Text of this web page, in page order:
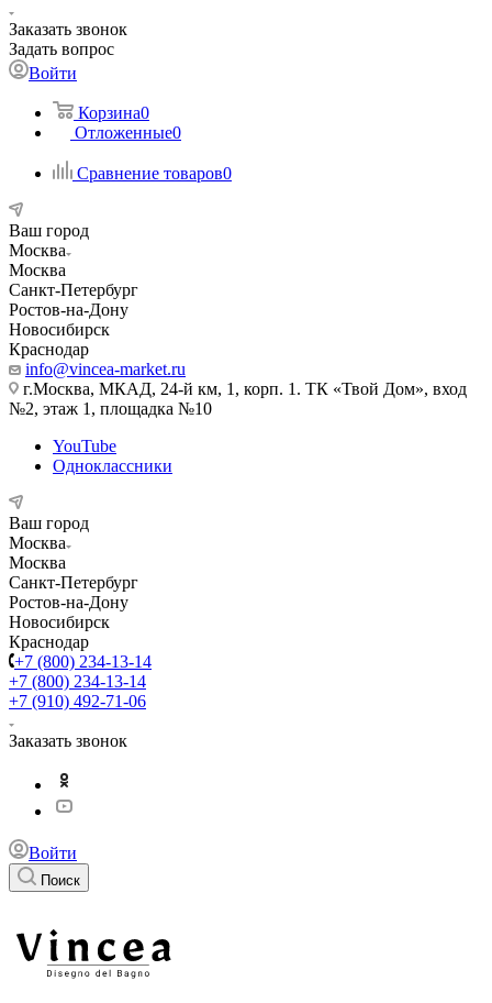
Заказать звонок
Задать вопрос
Войти
Корзина0
Отложенные0
Сравнение товаров0
Ваш город
Москва
Москва
Санкт-Петербург
Ростов-на-Дону
Новосибирск
Краснодар
info@vincea-market.ru
г.Москва, МКАД, 24-й км, 1, корп. 1. ТК «Твой Дом», вход
№2, этаж 1, площадка №10
YouTube
Одноклассники
Ваш город
Москва
Москва
Санкт-Петербург
Ростов-на-Дону
Новосибирск
Краснодар
+7 (800) 234-13-14
+7 (800) 234-13-14
+7 (910) 492-71-06
Заказать звонок
Войти
Поиск